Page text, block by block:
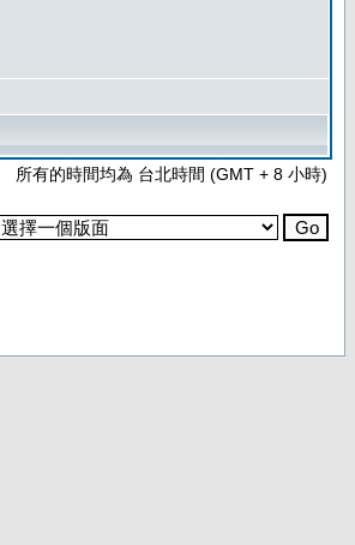
所有的時間均為 台北時間 (GMT + 8 小時)